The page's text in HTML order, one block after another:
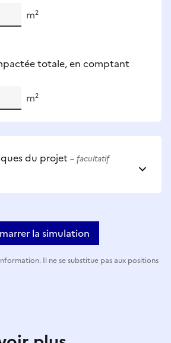
m²
totale, en comptant
m²
du projet – facultatif
la simulation
Il ne se substitue pas aux positions